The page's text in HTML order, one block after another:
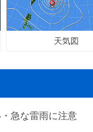
天気図
急な雷雨に注意